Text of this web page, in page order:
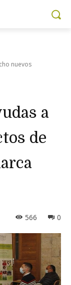
nuevos
a
de
0
566